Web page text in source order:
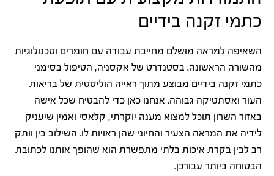
כתמי זקנה בידיים
השאיפה למראה מושלם מחייבת עבודה עם חומרים וטכנולוגיות
מהשורה הראשונה. בסטנדרט של אקסניה, הטיפול בסימני
כתמי זקנה בידיים מבוצע מתוך ראייה הוליסטית של בריאות
העור ואסתטיקה גבוהה. אנחנו כאן כדי להבטיח שכל אישה
באזור השרון תוכל למצוא מענה יוקרתי, קלאסי ואמין שיעניק
לידיה את המראה הצעיר והחיוני שהן ראויות לו. השילוב בין וותק
רב לבין בקרת איכות בלתי מתפשרת הוא שהופך אותנו לכתובת
הבטוחה ביותר עבורכן.